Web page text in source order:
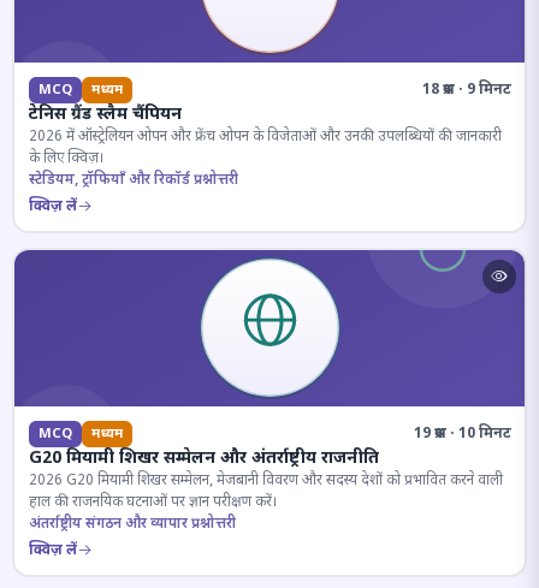
MCQ मध्यम 18 प्रश्न · 9 मिनट
टेनिस ग्रैंड स्लैम चैंपियन
2026 में ऑस्ट्रेलियन ओपन और फ्रेंच ओपन के विजेताओं और उनकी उपलब्धियों की जानकारी
के लिए क्विज़।
स्टेडियम, ट्रॉफियाँ और रिकॉर्ड प्रश्नोत्तरी
क्विज़ लें
MCQ मध्यम 19 प्रश्न · 10 मिनट
G20 मियामी शिखर सम्मेलन और अंतर्राष्ट्रीय राजनीति
2026 G20 मियामी शिखर सम्मेलन, मेजबानी विवरण और सदस्य देशों को प्रभावित करने वाली
हाल की राजनयिक घटनाओं पर ज्ञान परीक्षण करें।
अंतर्राष्ट्रीय संगठन और व्यापार प्रश्नोत्तरी
क्विज़ लें